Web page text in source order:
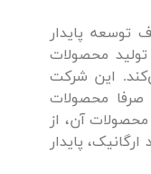
توسعه پایدار
محصولات
این شرکت
متعهد گردیده که تا سال ۲۰۲۵ صرفا محصولات
آن، از
پایدار